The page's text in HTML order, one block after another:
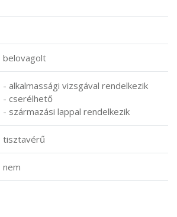
belovagolt
- alkalmassági vizsgával rendelkezik
- cserélhető
- származási lappal rendelkezik
tisztavérű
nem